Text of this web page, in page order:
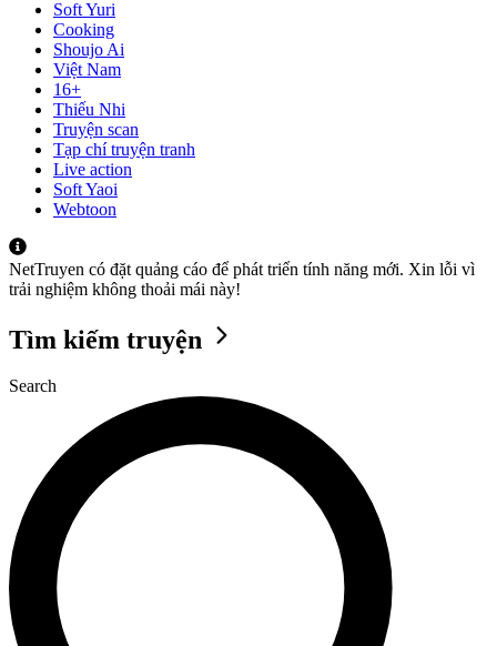
Soft Yuri
Cooking
Shoujo Ai
Việt Nam
16+
Thiếu Nhi
Truyện scan
Tạp chí truyện tranh
Live action
Soft Yaoi
Webtoon
NetTruyen có đặt quảng cáo để phát triển tính năng mới. Xin lỗi vì
trải nghiệm không thoải mái này!
Tìm kiếm truyện
Search